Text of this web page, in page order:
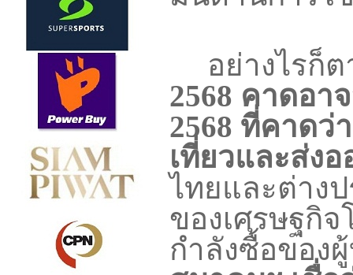
อย่างไรก็
2568 คาดอา
2568 ที่คาดว่
เที่ยวและส่งอ
ไทยและต่าง
ของเศรษฐกิ
กำลังซื้อของ